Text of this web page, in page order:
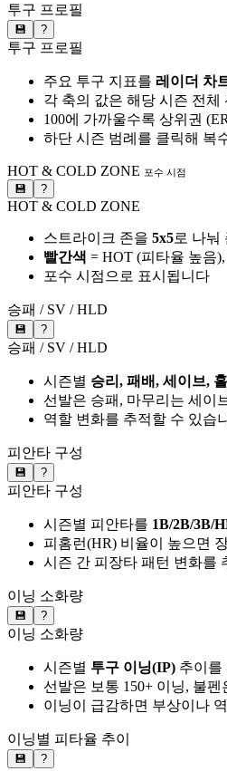
투구 프로필
💾 ?
투구 프로필
주요 투구 지표를 레이더 차
각 축의 값은 해당 시즌 전체
100에 가까울수록 상위권
하단 시즌 범례를 클릭해 복
HOT & COLD ZONE 포수 시점
💾 ?
HOT & COLD ZONE
스트라이크 존을 5x5로 나눠
빨간색 = HOT (피타율 높음),
포수 시점으로 표시됩니다
승패 / SV / HLD
💾 ?
승패 / SV / HLD
시즌별 승리, 패배, 세이브,
선발은 승패, 마무리는 세이
역할 변화를 추적할 수 있습
피안타 구성
💾 ?
피안타 구성
시즌별 피안타를 1B/2B/3B/
피홈런(HR) 비율이 높으면
시즌 간 피장타 패턴 변화를
이닝 소화량
💾 ?
이닝 소화량
시즌별 투구 이닝(IP) 추이를
선발은 보통 150+ 이닝, 불펜
이닝이 급감하면 부상이나
이닝별 피타율 추이
💾 ?